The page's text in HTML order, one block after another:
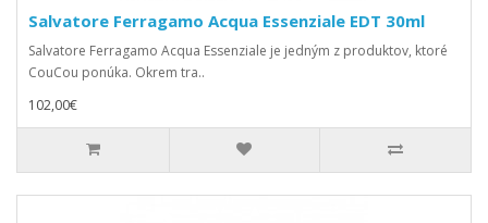
Salvatore Ferragamo Acqua Essenziale EDT 30ml
Salvatore Ferragamo Acqua Essenziale je jedným z produktov, ktoré
CouCou ponúka. Okrem tra..
102,00€